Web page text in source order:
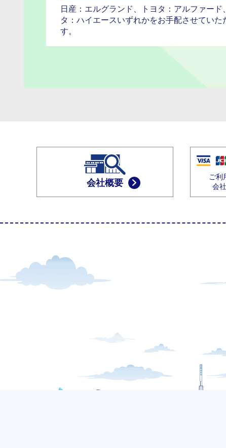
日産：エルグランド、トヨタ：アルファード
タ：ハイエースいずれかをお手配させていた
す。
会社概要
ご利
会